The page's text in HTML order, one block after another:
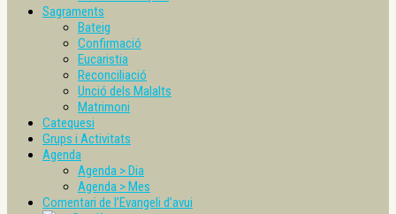
Sagraments
Bateig
Confirmació
Eucaristia
Reconciliació
Unció dels Malalts
Matrimoni
Catequesi
Grups i Activitats
Agenda
Agenda > Dia
Agenda > Mes
Comentari de l’Evangeli d’avui